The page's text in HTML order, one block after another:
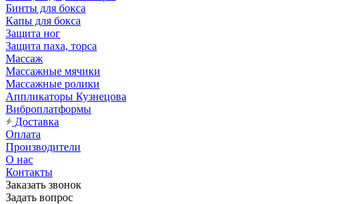
Бинты для бокса
Капы для бокса
Защита ног
Защита паха, торса
Массаж
Массажные мячики
Массажные ролики
Аппликаторы Кузнецова
Виброплатформы
Доставка
Оплата
Производители
О нас
Контакты
Заказать звонок
Задать вопрос